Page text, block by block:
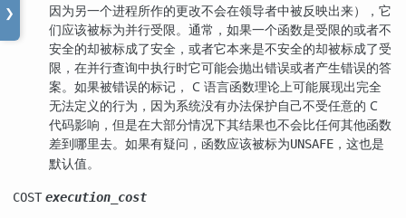
❯
因为另一个进程所作的更改不会在领导者中被反映出来），它
们应该被标为并行受限。通常，如果一个函数是受限的或者不
安全的却被标成了安全，或者它本来是不安全的却被标成了受
限，在并行查询中执行时它可能会抛出错误或者产生错误的答
案。如果被错误的标记， C 语言函数理论上可能展现出完全
无法定义的行为，因为系统没有办法保护自己不受任意的 C
代码影响，但是在大部分情况下其结果也不会比任何其他函数
差到哪里去。如果有疑问，函数应该被标为UNSAFE ，这也是
默认值。
COST execution_cost